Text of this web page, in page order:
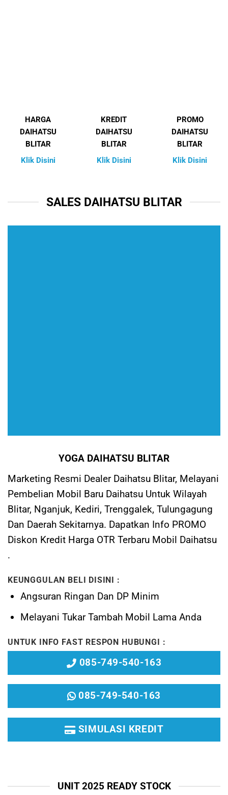
HARGA
DAIHATSU
BLITAR
Klik Disini
KREDIT
DAIHATSU
BLITAR
Klik Disini
PROMO
DAIHATSU
BLITAR
Klik Disini
SALES DAIHATSU BLITAR
YOGA DAIHATSU BLITAR
Marketing Resmi Dealer Daihatsu Blitar, Melayani
Pembelian Mobil Baru Daihatsu Untuk Wilayah
Blitar, Nganjuk, Kediri, Trenggalek, Tulungagung
Dan Daerah Sekitarnya. Dapatkan Info PROMO
Diskon Kredit Harga OTR Terbaru Mobil Daihatsu
.
KEUNGGULAN BELI DISINI :
Angsuran Ringan Dan DP Minim
MelayaniTukar Tambah Mobil Lama Anda
UNTUK INFO FAST RESPON HUBUNGI :
085-749-540-163
085-749-540-163
SIMULASI KREDIT
UNIT 2025 READY STOCK